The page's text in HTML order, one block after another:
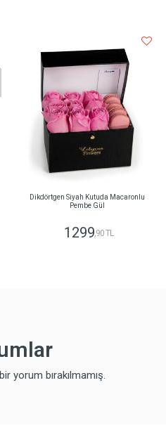
Dikdörtgen Siyah Kutuda Macaronlu
Pembe Gül
1299,90 TL
yorum bırakılmamış.